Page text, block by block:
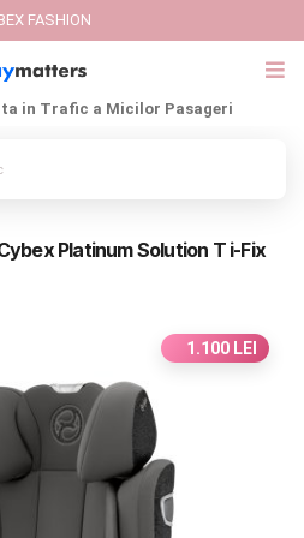
FASHION
in Trafic a Micilor Pasageri
Platinum Solution T i-Fix
1.100 LEI